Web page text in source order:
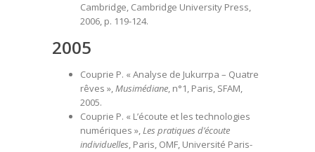
Cambridge, Cambridge University Press,
2006, p. 119-124.
2005
Couprie P. « Analyse de Jukurrpa – Quatre
rêves »,Musimédiane, n°1, Paris, SFAM,
2005.
Couprie P. « L’écoute et les technologies
numériques »,Les pratiques d’écoute
individuelles, Paris, OMF, Université Paris-